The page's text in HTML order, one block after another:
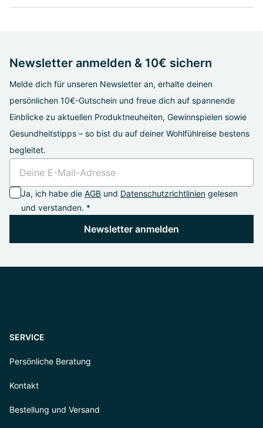
Newsletter anmelden & 10€ sichern
Melde dich für unseren Newsletter an, erhalte deinen
persönlichen 10€-Gutschein und freue dich auf spannende
Einblicke zu aktuellen Produktneuheiten, Gewinnspielen sowie
Gesundheitstipps – so bist du auf deiner Wohlfühlreise bestens
begleitet.
Ja, ich habe die AGB und Datenschutzrichtlinien gelesen
und verstanden. *
Newsletter anmelden
SERVICE
Persönliche Beratung
Kontakt
Bestellung und Versand